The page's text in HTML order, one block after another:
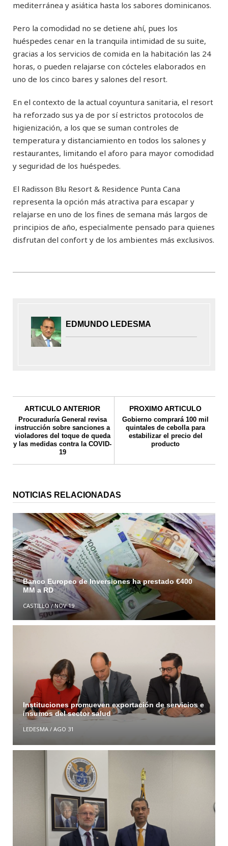
mediterránea y asiática hasta los sabores dominicanos.
Pero la comodidad no se detiene ahí, pues los
huéspedes cenar en la tranquila intimidad de su suite,
gracias a los servicios de comida en la habitación las 24
horas, o pueden relajarse con cócteles elaborados en
uno de los cinco bares y salones del resort.
En el contexto de la actual coyuntura sanitaria, el resort
ha reforzado sus ya de por sí estrictos protocolos de
higienización, a los que se suman controles de
temperatura y distanciamiento en todos los salones y
restaurantes, limitando el aforo para mayor comodidad
y seguridad de los huéspedes.
El Radisson Blu Resort & Residence Punta Cana
representa la opción más atractiva para escapar y
relajarse en uno de los fines de semana más largos de
principios de año, especialmente pensado para quienes
disfrutan del confort y de los ambientes más exclusivos.
EDMUNDO LEDESMA
ARTICULO ANTERIOR
Procuraduría General revisa
instrucción sobre sanciones a
violadores del toque de queda
y las medidas contra la COVID-
19
PROXIMO ARTICULO
Gobierno comprará 100 mil
quintales de cebolla para
estabilizar el precio del
producto
NOTICIAS RELACIONADAS
Banco Europeo de Inversiones ha prestado €400
MM a RD
CASTILLO/NOV 19
Instituciones promueven exportación de servicios e
insumos del sector salud
LEDESMA/ AGO 31